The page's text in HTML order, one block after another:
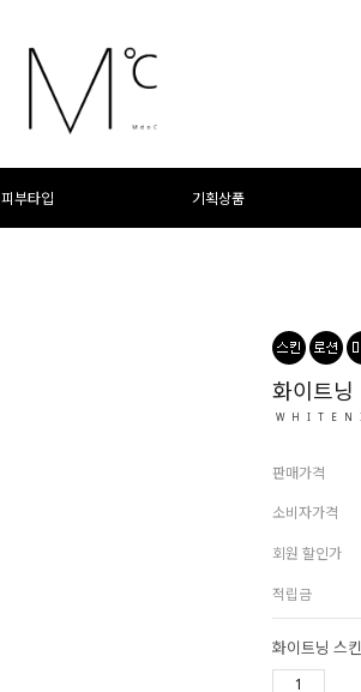
피부타입 기획상품
화이트닝
판매가격
소비자가격
회원 할인가
적립금
화이트닝 스